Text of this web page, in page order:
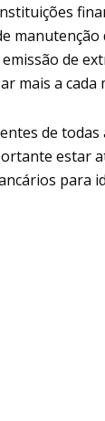
manutenção
de
mais a cada
de
estar
para